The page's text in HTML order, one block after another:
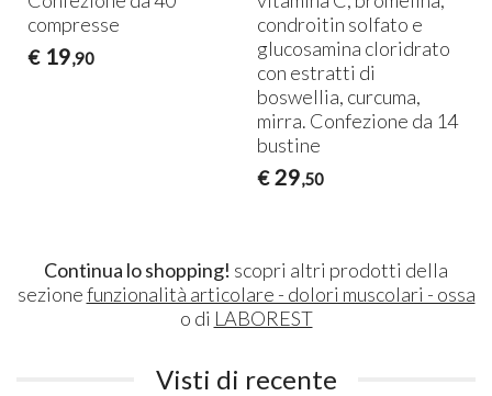
compresse
€ 19,90
condroitin solfato e
glucosamina cloridrato
con estratti di
boswellia, curcuma,
mirra. Confezione da 14
bustine
€ 29,50
Continua lo shopping! scopri altri prodotti della
sezionefunzionalità articolare - dolori muscolari - ossa
o di LABOREST
Visti di recente